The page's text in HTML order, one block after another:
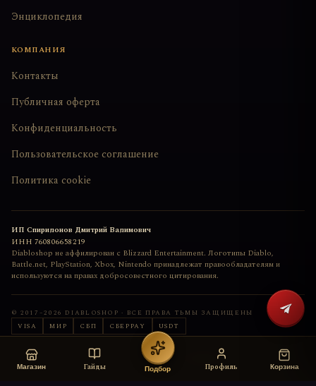
Энциклопедия
КОМПАНИЯ
Контакты
Публичная оферта
Конфиденциальность
Пользовательское соглашение
Политика cookie
ИП Спиридонов Дмитрий Вадимович
ИНН 760806658219
Diabloshop не аффилирован с Blizzard Entertainment. Логотипы Diablo,
Battle.net, PlayStation, Xbox, Nintendo принадлежат правообладателям и
используются на правах добросовестного цитирования.
© 2017–2026 DIABLOSHOP · ВСЕ ПРАВА ТЬМЫ ЗАЩИЩЕНЫ
VISA
МИР СБП СБЕРPAY USDT
Сайт сделан с любовью deemkend
Магазин Гайды Подбор Профиль Корзина